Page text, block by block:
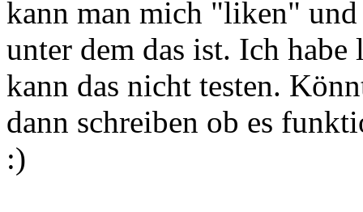
kann man mich "liken" und
unter dem das ist. Ich
kann das nicht testen.
dann schreiben ob es
:)